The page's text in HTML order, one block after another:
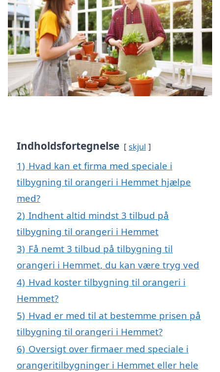
Indholdsfortegnelse skjul
1) Hvad kan et firma med speciale i
tilbygning til orangeri i Hemmet hjælpe
med?
2) Indhent altid mindst 3 tilbud på
tilbygning til orangeri i Hemmet
3) Få nemt 3 tilbud på tilbygning til
orangeri i Hemmet, du kan være tryg ved
4) Hvad koster tilbygning til orangeri i
Hemmet?
5) Hvad er med til at bestemme prisen på
tilbygning til orangeri i Hemmet?
6) Oversigt over firmaer med speciale i
orangeritilbygninger i Hemmet eller hele